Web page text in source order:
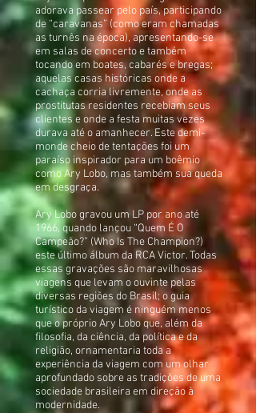
adorava passear pelo país, participando
de “caravanas” (como eram chamadas
as turnês na época), apresentando-se
em salas de concerto e também
tocando em boates, cabarés e bregas;
aquelas casas históricas onde a
cachaça corria livremente, onde as
prostitutas residentes recebiam seus
clientes e onde a festa muitas vezes
durava até o amanhecer. Este demi-
monde cheio de tentações foi um
paraíso inspirador para um boêmio
como Ary Lobo, mas também sua queda
em desgraça.
Ary Lobo gravou um LP por ano até
1966, quando lançou “Quem É O
Campeão?” (Who Is The Champion?)
este último álbum da RCA Victor. Todas
essas gravações são maravilhosas
viagens que levam o ouvinte pelas
diversas regiões do Brasil; o guia
turístico da viagem é ninguém menos
que o próprio Ary Lobo que, além da
filosofia, da ciência, da política e da
religião, ornamentaria toda a
experiência da viagem com um olhar
aprofundado sobre as tradições de uma
sociedade brasileira em direção à
modernidade.